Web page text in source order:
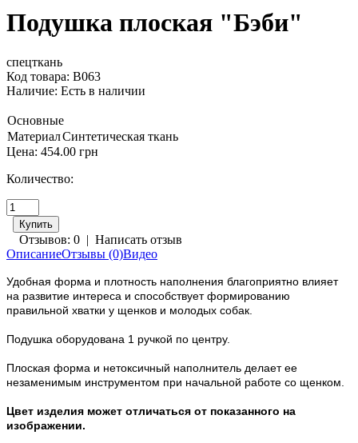
Подушка плоская "Бэби"
спецткань
Код товара: B063
Наличие: Есть в наличии
Основные
МатериалСинтетическая ткань
Цена: 454.00 грн
Количество:
Отзывов: 0 | Написать отзыв
ОписаниеОтзывы (0)Видео
Удобная форма и плотность наполнения благоприятно влияет
на развитие интереса и способствует формированию
правильной хватки у щенков и молодых собак.
Подушка оборудована 1 ручкой по центру.
Плоская форма и нетоксичный наполнитель делает ее
незаменимым инструментом при начальной работе со щенком.
Цвет изделия может отличаться от показанного на
изображении.